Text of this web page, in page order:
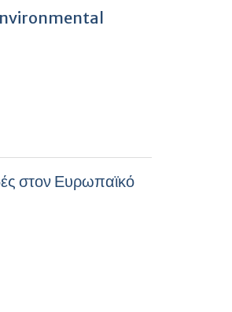
στον Ευρωπαϊκό